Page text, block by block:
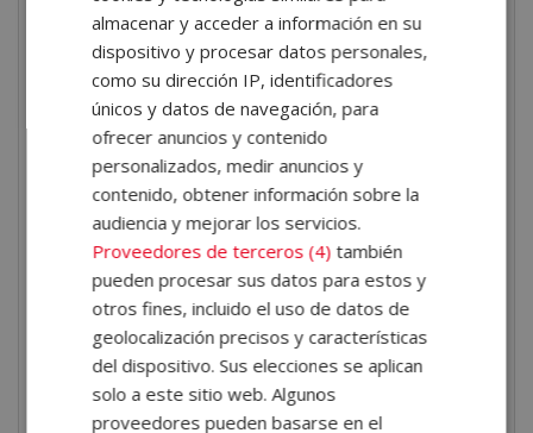
Entrenador en empresas.
Creador de contenido en redes.
Entrenador especializado en disciplinas concretas.
Asesor de equipamiento.
Docencia y formación.
Objetivo de la formación
El objetivo de la presente formación es dotar a los
alumnos de nociones y habilidades avanzadas en el
ámbito del entrenamiento personal. A través del curso
los alumnos conocerán las claves del entrenamiento
deportivo, cómo implementar hábitos de vida
almacenar y acceder a información en su
dispositivo y procesar datos personales,
como su dirección IP, identificadores
únicos y datos de navegación, para
ofrecer anuncios y contenido
personalizados, medir anuncios y
contenido, obtener información sobre la
audiencia y mejorar los servicios.
Proveedores de terceros (4) también
pueden procesar sus datos para estos y
otros fines, incluido el uso de datos de
geolocalización precisos y características
del dispositivo. Sus elecciones se aplican
solo a este sitio web. Algunos
proveedores pueden basarse en el